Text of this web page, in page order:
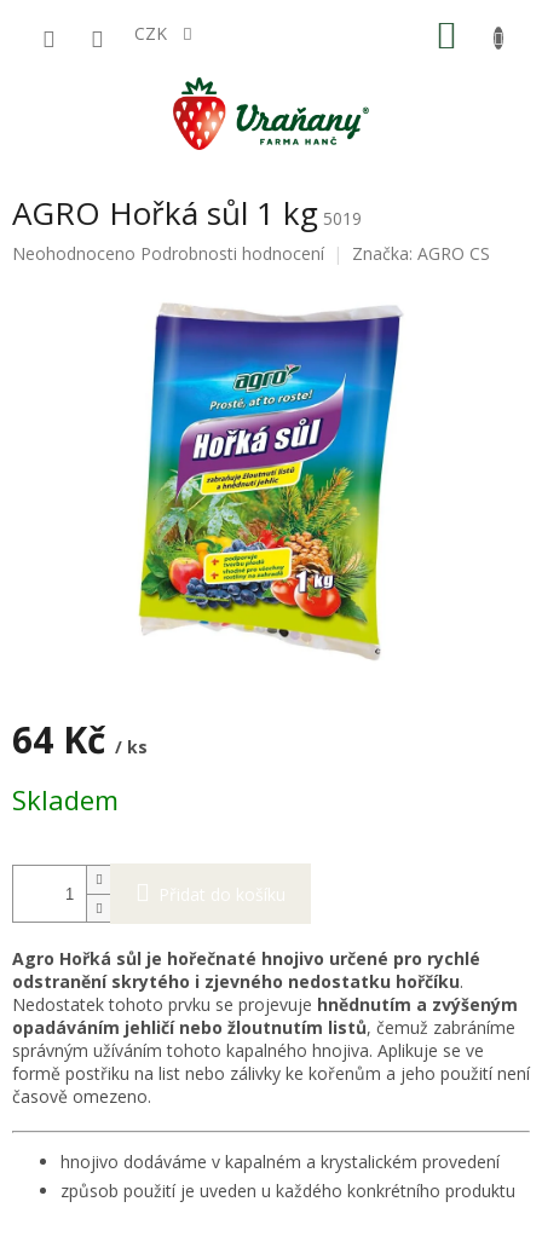
CZK
AGRO Hořká sůl 1 kg 5019
Průměrné
Neohodnoceno Podrobnosti hodnocení Značka: AGRO CS
64 Kč / ks
cena:
Skladem
Přidat do košíku
Agro Hořká sůl je hořečnaté hnojivo určené pro rychlé
odstranění skrytého i zjevného nedostatku hořčíku.
Nedostatek tohoto prvku se projevuje hnědnutím a zvýšeným
opadáváním jehličí nebo žloutnutím listů, čemuž zabráníme
správným užíváním tohoto kapalného hnojiva. Aplikuje se ve
formě postřiku na list nebo zálivky ke kořenům a jeho použití není
časově omezeno.
hnojivo dodáváme v kapalném a krystalickém provedení
způsob použití je uveden u každého konkrétního produktu